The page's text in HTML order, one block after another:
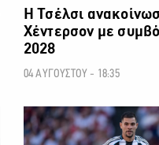
H Τσέλσι
Χέντερσον με
2028
04 ΑΥΓΟΥΣΤΟΥ - 18:35